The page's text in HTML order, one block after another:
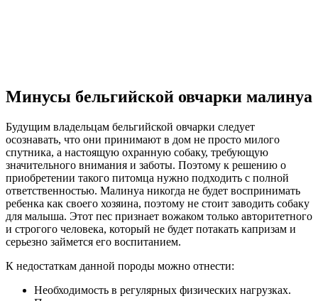
Минусы бельгийской овчарки малинуа
Будущим владельцам бельгийской овчарки следует
осознавать, что они принимают в дом не просто милого
спутника, а настоящую охранную собаку, требующую
значительного внимания и заботы. Поэтому к решению о
приобретении такого питомца нужно подходить с полной
ответственностью. Малинуа никогда не будет воспринимать
ребенка как своего хозяина, поэтому не стоит заводить собаку
для малыша. Этот пес признает вожаком только авторитетного
и строгого человека, который не будет потакать капризам и
серьезно займется его воспитанием.
К недостаткам данной породы можно отнести:
Необходимость в регулярных физических нагрузках.